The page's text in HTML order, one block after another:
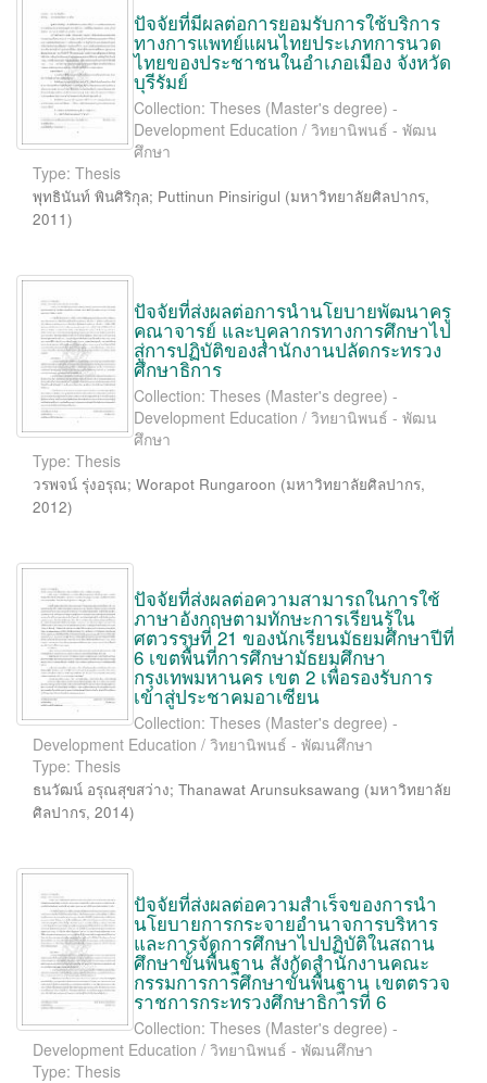
ปัจจัยที่มีผลต่อการยอมรับการใช้บริการ
ทางการแพทย์แผนไทยประเภทการนวด
ไทยของประชาชนในอำเภอเมือง จังหวัด
บุรีรัมย์
Collection: Theses (Master's degree) -
Development Education / วิทยานิพนธ์ - พัฒน
ศึกษา
Type: Thesis
พุทธินันท์ พินศิริกุล; Puttinun Pinsirigul (มหาวิทยาลัยศิลปากร,
2011)
ปัจจัยที่ส่งผลต่อการนำนโยบายพัฒนาครู
คณาจารย์ และบุคลากรทางการศึกษาไป
สู่การปฏิบัติของสำนักงานปลัดกระทรวง
ศึกษาธิการ
Collection: Theses (Master's degree) -
Development Education / วิทยานิพนธ์ - พัฒน
ศึกษา
Type: Thesis
วรพจน์ รุ่งอรุณ; Worapot Rungaroon (มหาวิทยาลัยศิลปากร,
2012)
ปัจจัยที่ส่งผลต่อความสามารถในการใช้
ภาษาอังกฤษตามทักษะการเรียนรู้ใน
ศตวรรษที่ 21 ของนักเรียนมัธยมศึกษาปีที่
6 เขตพื้นที่การศึกษามัธยมศึกษา
กรุงเทพมหานคร เขต 2 เพื่อรองรับการ
เข้าสู่ประชาคมอาเซียน
Collection: Theses (Master's degree) -
Development Education / วิทยานิพนธ์ - พัฒนศึกษา
Type: Thesis
ธนวัฒน์ อรุณสุขสว่าง; Thanawat Arunsuksawang (มหาวิทยาลัย
ศิลปากร, 2014)
ปัจจัยที่ส่งผลต่อความสำเร็จของการนำ
นโยบายการกระจายอำนาจการบริหาร
และการจัดการศึกษาไปปฏิบัติในสถาน
ศึกษาขั้นพื้นฐาน สังกัดสำนักงานคณะ
กรรมการการศึกษาขั้นพื้นฐาน เขตตรวจ
ราชการกระทรวงศึกษาธิการที่ 6
Collection: Theses (Master's degree) -
Development Education / วิทยานิพนธ์ - พัฒนศึกษา
Type: Thesis